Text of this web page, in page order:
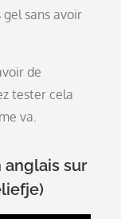
sans avoir
de
tester cela
va.
anglais sur